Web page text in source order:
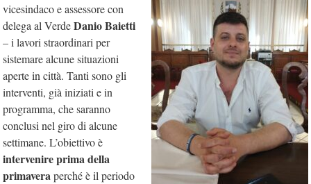
vicesindaco e assessore con
delega al VerdeDanio Baietti
– i lavori straordinari per
sistemare alcune situazioni
aperte in città. Tanti sono gli
interventi, già iniziati e in
programma, che saranno
conclusi nel giro di alcune
settimane. L’obiettivo è
intervenire prima della
primaveraperché è il periodo